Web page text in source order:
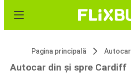
Pagina principală Autocar
Autocar din și spre Cardiff